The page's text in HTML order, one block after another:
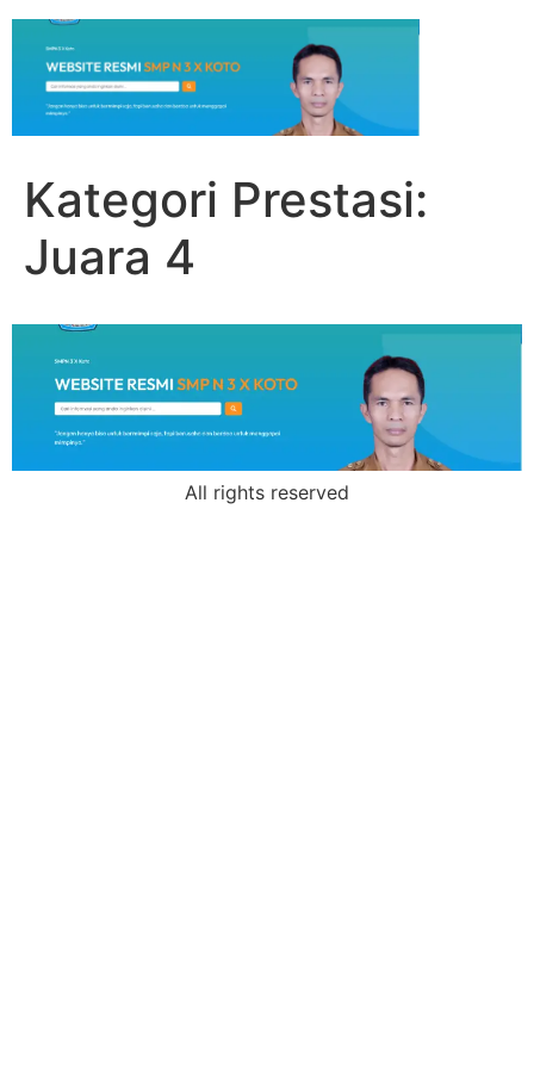
Kategori Prestasi:
Juara 4
All rights reserved